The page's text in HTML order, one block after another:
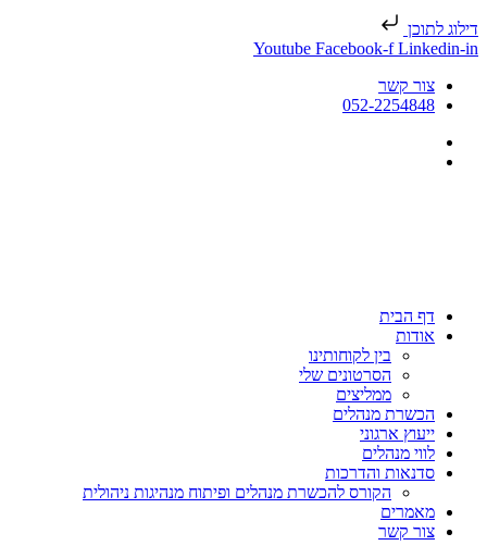
דילוג לתוכן
Youtube Facebook-f Linkedin-in
צור קשר
052-2254848
דף הבית
אודות
בין לקוחותינו
הסרטונים שלי
ממליצים
הכשרת מנהלים
ייעוץ ארגוני
לווי מנהלים
סדנאות והדרכות
הקורס להכשרת מנהלים ופיתוח מנהיגות ניהולית
מאמרים
צור קשר